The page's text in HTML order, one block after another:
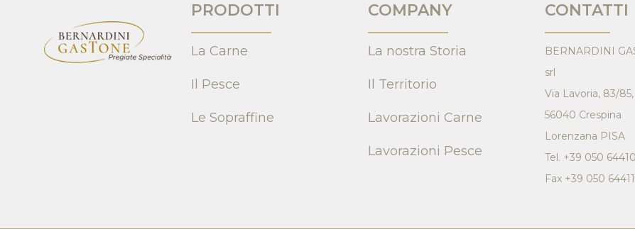
PRODOTTI
La Carne
Il Pesce
Le Sopraffine
COMPANY
La nostra Storia
Il Territorio
Lavorazioni Carne
Lavorazioni Pesce
CONTATTI
BERNARDINI
srl
Via Lavoria, 83/85,
56040 Crespina
Lorenzana PISA
Tel. +39 050
Fax +39 050